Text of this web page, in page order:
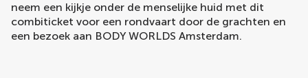
neem een kijkje onder de menselijke huid met dit
combiticket voor een rondvaart door de grachten en
een bezoek aan BODY WORLDS Amsterdam.